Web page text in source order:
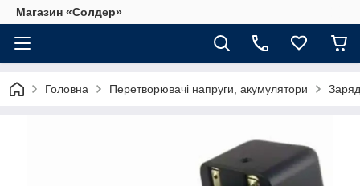
Магазин «Солдер»
Головна Перетворювачі напруги, акумулятори